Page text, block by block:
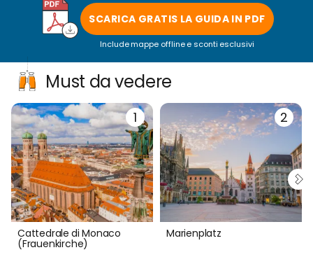
SCARICA GRATIS LA GUIDA IN PDF
Include mappe offline e sconti esclusivi
Must da vedere
Cattedrale di Monaco
(Frauenkirche)
Marienplatz